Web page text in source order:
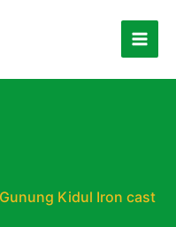
Kidul Iron cast